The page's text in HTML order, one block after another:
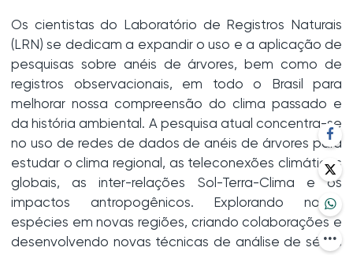
Os cientistas do Laboratório de Registros Naturais
(LRN) se dedicam a expandir o uso e a aplicação de
pesquisas sobre anéis de árvores, bem como de
registros observacionais, em todo o Brasil para
melhorar nossa compreensão do clima passado e
da história ambiental. A pesquisa atual concentra-se
no uso de redes de dados de anéis de árvores para
estudar o clima regional, as teleconexões climáticas
globais, as inter-relações Sol-Terra-Clima e os
impactos antropogênicos. Explorando novas
espécies em novas regiões, criando colaborações e
desenvolvendo novas técnicas de análise de séries